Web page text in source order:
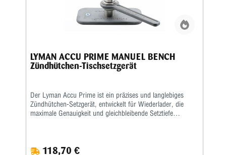
LYMAN ACCU PRIME MANUEL BENCH
Zündhütchen-Tischsetzgerät
Der Lyman Accu Prime ist ein präzises und langlebiges
Zündhütchen-Setzgerät, entwickelt für Wiederlader, die
maximale Genauigkeit und gleichbleibende Setztiefe
ergonomisch geformte Bedienhebel ermöglicht müheloses
118,70 €